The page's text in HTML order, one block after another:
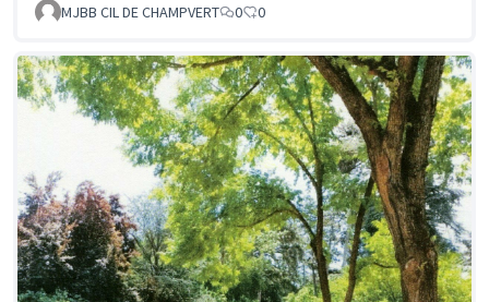
MJBB CIL DE CHAMPVERT
0 0